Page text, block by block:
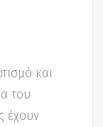
και
του
έχουν